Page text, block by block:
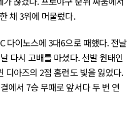
채 3위에 머물렀다.
다이노스에 3대6으로 패했다. 전날
다시 고배를 마셨다. 선발 원태인
디아즈의 2점 홈런도 빛을 잃었다.
에서 7승 무패로 앞서다 두 번 연